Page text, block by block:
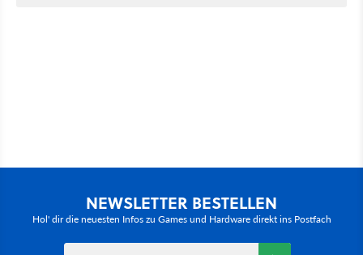
NEWSLETTER BESTELLEN
Hol' dir die neuesten Infos zu Games und Hardware direkt ins Postfach